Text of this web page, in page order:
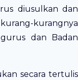
diusulkan dan
kurangnya
dan Badan
secara tertulis